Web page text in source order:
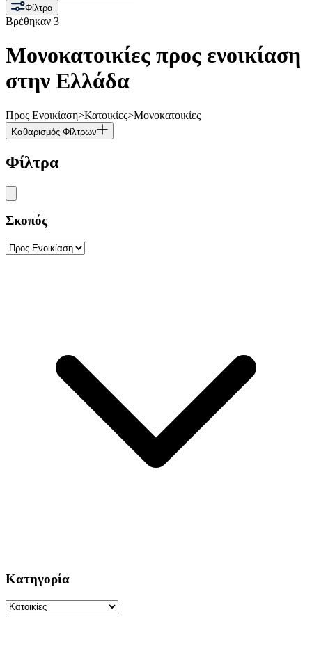
Φίλτρα
Βρέθηκαν 3
Μονοκατοικίες προς ενοικίαση
στην Ελλάδα
Προς Ενοικίαση>Κατοικίες>Μονοκατοικίες
Καθαρισμός Φίλτρων
Φίλτρα
Σκοπός
Κατηγορία